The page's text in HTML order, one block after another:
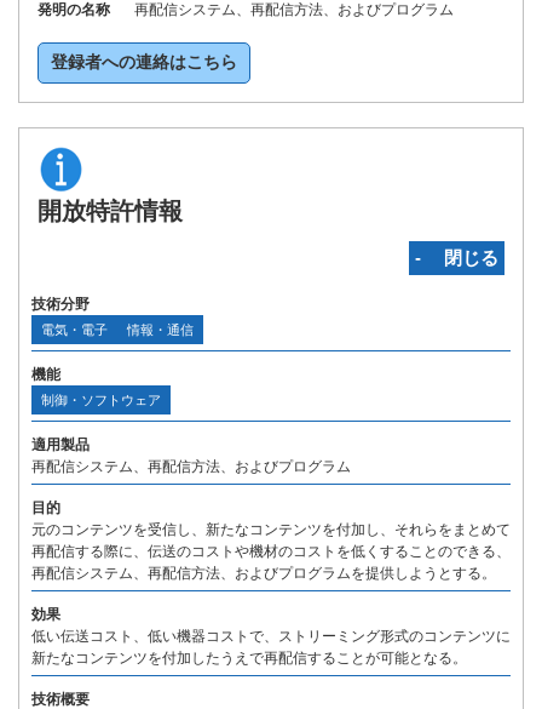
発明の名称
再配信システム、再配信方法、およびプログラム
登録者への連絡はこちら
開放特許情報
‐ 閉じる
技術分野
電気・電子 情報・通信
機能
制御・ソフトウェア
適用製品
再配信システム、再配信方法、およびプログラム
目的
元のコンテンツを受信し、新たなコンテンツを付加し、それらをまとめて
再配信する際に、伝送のコストや機材のコストを低くすることのできる、
再配信システム、再配信方法、およびプログラムを提供しようとする。
効果
低い伝送コスト、低い機器コストで、ストリーミング形式のコンテンツに
新たなコンテンツを付加したうえで再配信することが可能となる。
技術概要